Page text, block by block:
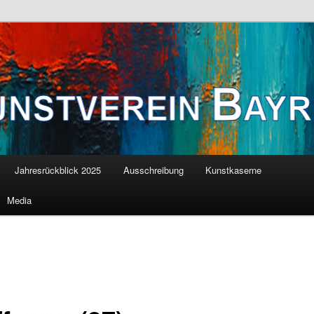
E.V.
Schwierigkeit liegt darin, als Erwachsener einer zu bleiben. (Pablo
Jahresrückblick 2025 Ausschreibung Kunstkaserne
Media